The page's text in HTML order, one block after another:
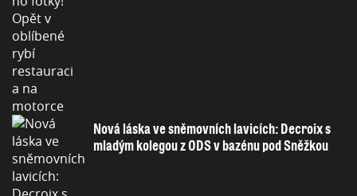
Nová láska ve sněmovních lavicích: Decroix s
mladým kolegou z ODS v bazénu pod Sněžkou